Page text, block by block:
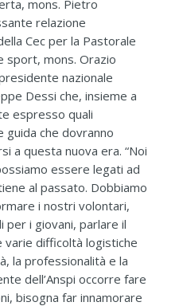
mons. Pietro
relazione
Cec per la Pastorale
sport, mons. Orazio
nazionale
Dessi che, insieme a
espresso quali
che dovranno
a questa nuova era. “Noi
essere legati ad
al passato. Dobbiamo
i nostri volontari,
i giovani, parlare il
varie difficoltà logistiche
la professionalità e la
dell’Anspi occorre fare
bisogna far innamorare